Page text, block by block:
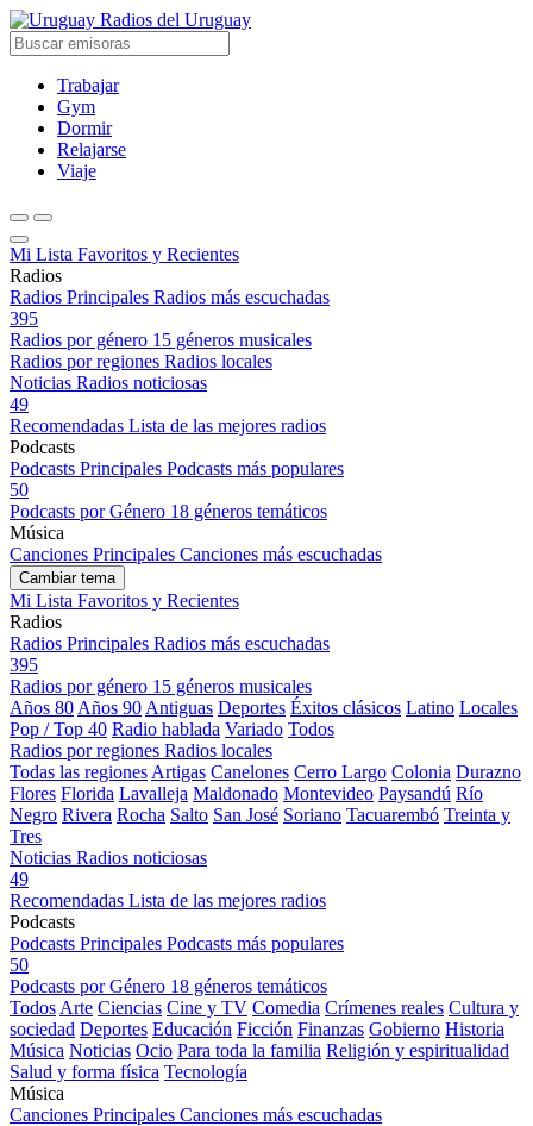
Radios del Uruguay
Trabajar
Gym
Dormir
Relajarse
Viaje
Mi Lista Favoritos y Recientes
Radios
Radios Principales Radios más escuchadas
395
Radios por género 15 géneros musicales
Radios por regiones Radios locales
Noticias Radios noticiosas
49
Recomendadas Lista de las mejores radios
Podcasts
Podcasts Principales Podcasts más populares
50
Podcasts por Género 18 géneros temáticos
Música
Canciones Principales Canciones más escuchadas
Cambiar tema
Mi Lista Favoritos y Recientes
Radios
Radios Principales Radios más escuchadas
395
Radios por género 15 géneros musicales
Años 80 Años 90 Antiguas Deportes Éxitos clásicos Latino Locales
Pop / Top 40 Radio hablada Variado Todos
Radios por regiones Radios locales
Todas las regiones Artigas Canelones Cerro Largo Colonia Durazno
Flores Florida Lavalleja Maldonado Montevideo Paysandú Río
Negro Rivera Rocha Salto San José Soriano Tacuarembó Treinta y
Tres
Noticias Radios noticiosas
49
Recomendadas Lista de las mejores radios
Podcasts
Podcasts Principales Podcasts más populares
50
Podcasts por Género 18 géneros temáticos
Todos Arte Ciencias Cine y TV Comedia Crímenes reales Cultura y
sociedad Deportes Educación Ficción Finanzas Gobierno Historia
Música Noticias Ocio Para toda la familia Religión y espiritualidad
Salud y forma física Tecnología
Música
Canciones Principales Canciones más escuchadas